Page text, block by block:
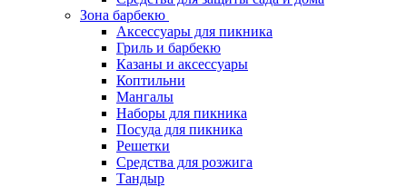
Зона барбекю
Аксессуары для пикника
Гриль и барбекю
Казаны и аксессуары
Коптильни
Мангалы
Наборы для пикника
Посуда для пикника
Решетки
Средства для розжига
Тандыр